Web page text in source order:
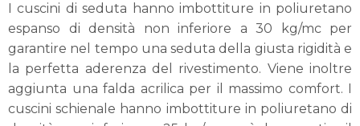
I cuscini di seduta hanno imbottiture in poliuretano
espanso di densità non inferiore a 30 kg/mc per
garantire nel tempo una seduta della giusta rigidità e
la perfetta aderenza del rivestimento. Viene inoltre
aggiunta una falda acrilica per il massimo comfort. I
cuscini schienale hanno imbottiture in poliuretano di